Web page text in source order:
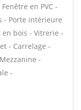
en PVC -
- Porte intérieure
bois - Vitrerie -
- Carrelage -
-
-